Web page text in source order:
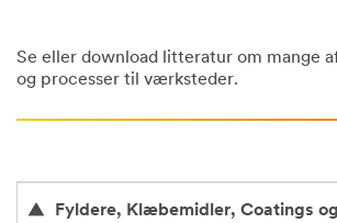
Se eller download litteratur om mange
og processer til værksteder.
Fyldere, Klæbemidler, Coatings og